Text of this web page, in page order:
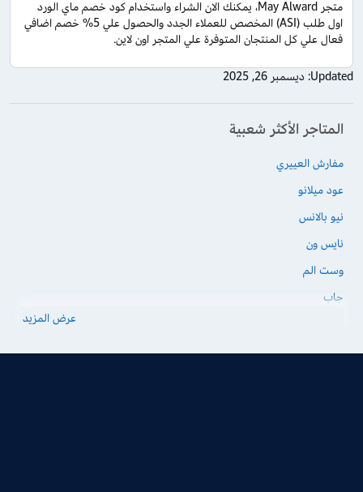
متجر May Alward، يمكنك الان الشراء واستخدام كود خصم ماي الورد
اول طلب (ASI) المخصص للعملاء الجدد والحصول علي 5% خصم اضافي
فعال علي كل المنتجان المتوفرة علي المتجر اون لاين.
Updated: ديسمبر 26, 2025
المتاجر الأكثر شعبية
مفارش العييري
عود ميلانو
نيو بالانس
نايس ون
وست الم
جاب
عرض المزيد